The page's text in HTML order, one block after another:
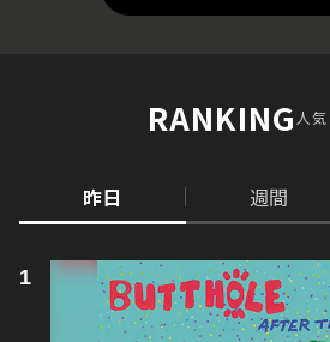
RANKING人
昨日 週間